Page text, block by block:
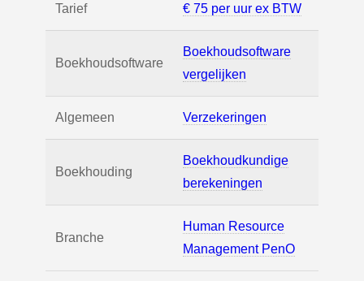
Tarief € 75 per uur ex BTW
Boekhoudsoftware
Boekhoudsoftware
vergelijken
Algemeen Verzekeringen
Boekhouding
Boekhoudkundige
berekeningen
Branche
Human Resource
Management PenO